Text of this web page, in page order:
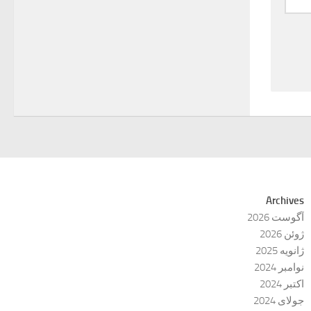
Archives
آگوست 2026
ژوئن 2026
ژانویه 2025
نوامبر 2024
اکتبر 2024
جولای 2024